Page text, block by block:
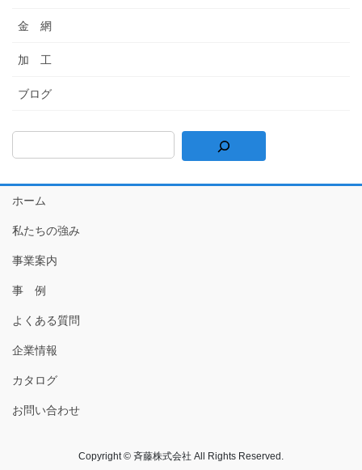
金 網
加 工
ブログ
ホーム
私たちの強み
事業案内
事 例
よくある質問
企業情報
カタログ
お問い合わせ
Copyright © 斉藤株式会社 All Rights Reserved.